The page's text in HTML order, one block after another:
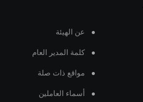
عن الهيئة
كلمة المدير العام
مواقع ذات صلة
أسماء العاملين